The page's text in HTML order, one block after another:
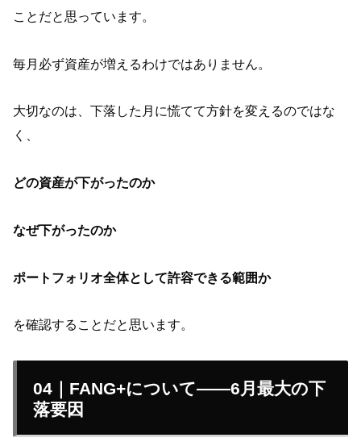
ことだと思っています。
毎月必ず資産が増えるわけではありません。
大切なのは、下落した月に慌てて方針を変えるのではな
く、
どの資産が下がったのか
なぜ下がったのか
ポートフォリオ全体として許容できる範囲か
を確認することだと思います。
04｜FANG+について——6月最大の下
落要因